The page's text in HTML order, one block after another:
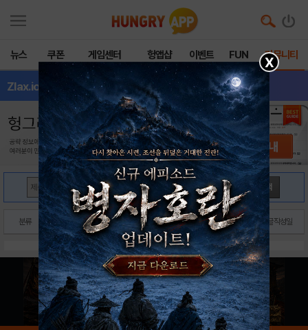
뉴스 쿠폰 게임센터 헝앱샵 이벤트 FUN 커뮤니티
Zlax.ioZom - 전체글보기
검색
분류 제목 닉네임 글작성일
X